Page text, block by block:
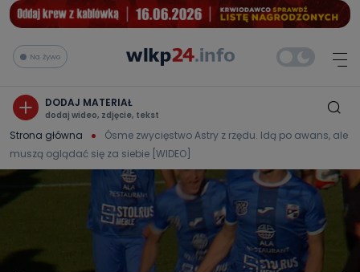
Na żywo
DODAJ MATERIAŁ
dodaj wideo, zdjęcie, tekst
Strona główna
Ósme zwycięstwo Astry z rzędu. Idą po awans, ale
muszą oglądać się za siebie [WIDEO]